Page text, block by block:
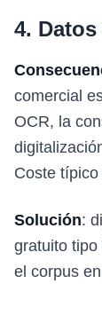
4.
comercial
OCR, la
Coste
Solución:
gratuito tipo
el corpus